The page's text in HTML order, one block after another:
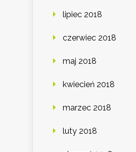
lipiec 2018
czerwiec 2018
maj 2018
kwiecień 2018
marzec 2018
luty 2018